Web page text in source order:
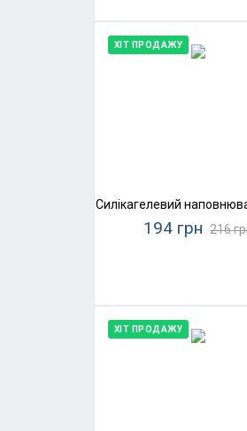
ХІТ ПРОДАЖУ
Силікагелевий
194 грн 216
ХІТ ПРОДАЖУ